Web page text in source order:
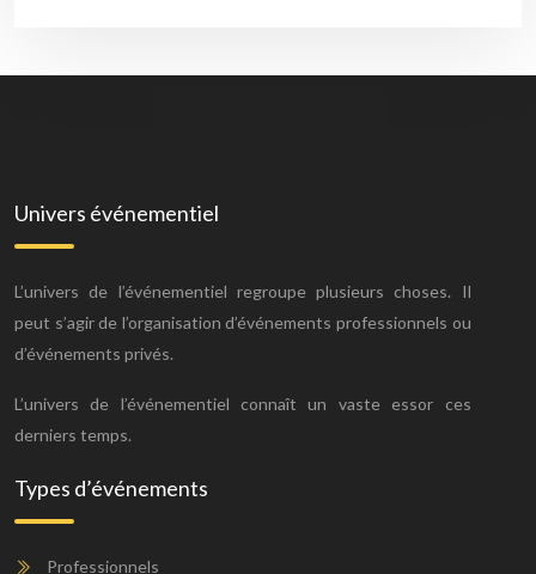
Univers événementiel
L’univers de l’événementiel regroupe plusieurs choses. Il
peut s’agir de l’organisation d’événements professionnels ou
d’événements privés.
L’univers de l’événementiel connaît un vaste essor ces
derniers temps.
Types d’événements
Professionnels